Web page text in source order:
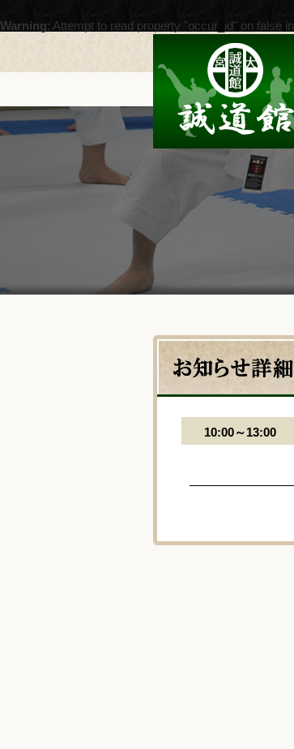
Warning: Attempt to read property "occur_id" on false in
10:00～13:00